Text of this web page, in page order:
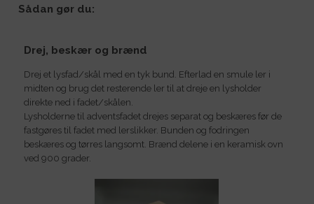
Sådan gør du:
Drej, beskær og brænd
Drej et lysfad/skål med en tyk bund. Efterlad en smule ler i
midten og brug det resterende ler til at dreje en lysholder
direkte ned i fadet/skålen.
Lysholderne til adventsfadet drejes separat og beskæres før de
fastgøres til fadet med lerslikker. Bunden og fodringen
beskæres og tørres langsomt. Brænd delene i en keramisk ovn
ved 900 grader.